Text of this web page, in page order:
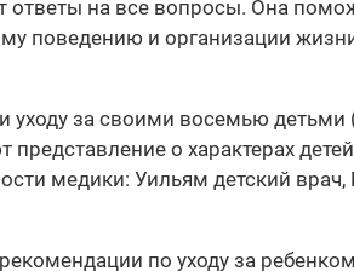
на все вопросы. Она
поведению и организации
за своими восемью детьми
о характерах
медики: Уильям детский
по уходу за